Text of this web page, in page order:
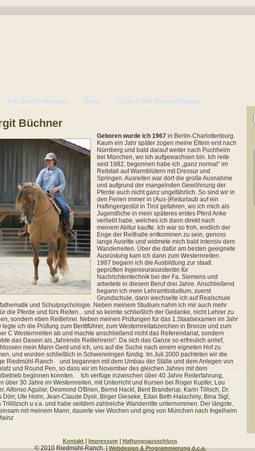
Kursbeschreibungen News
Turniere und Veranstaltungen
Büchner
Geboren wurde ich 1967 in Berlin-Charlottenburg.
Kaum ein Jahr später zogen meine Eltern erst nach
Nürnberg und bald darauf weiter nach Puchheim
bei München, wo ich aufgewachsen bin. Ich reite
seid 1982, begonnen habe ich „ganz normal“ im
Reitstall auf Warmblütern mit Dressur und
Springen. Ausreiten war dort die große Ausnahme
und aufgrund der mangelnden Gewöhnung der
Pferde auch nicht ganz ungefährlich. So sind wir in
den Ferien immer in (Aus-)Reiturlaub auf ein
Haflingergestüt in Tirol gefahren, wo ich mich als
Jugendliche in mein späteres erstes Pferd Anke
verliebt habe, welches ich dann direkt nach
meinem Abitur kaufte. Ich war so froh, endlich der
Enge der Reithalle entkommen zu sein, genoss
lange Ausritte und widmete mich bald intensiv dem
Wanderreiten. Über die dafür am besten geeignete
Ausrüstung kam ich dann zum Westernreiten.
1987 begann ich die Ausbildung zur staatl.
geprüften Ingenieurassistentin für
Nachrichtentechnik bei der Fa. Siemens und
arbeitete in diesem Beruf drei Jahre. Anschließend
begann ich mein Lehramtsstudium, zuerst
Grundschule, dann wechselte ich auf Realschule
und Schulpsychologie. Neben meinem Studium nahm ich mir auch mehr
die Pferde und fürs Reiten... und so keimte schließlich der Gedanke, nicht Lehrer zu
sondern eben Reitlehrer. Neben meinen Prüfungen für das 1.Staatsexamen im Jahr
legte ich die Prüfung zum Berittführer, zum Westernreitabzeichen in Bronze und zum
C Westernreiten ab und machte anschließend nicht das Referendariat, sondern
das Dasein als „fahrende Reitlehrerin“. Da sich das Ganze so erfreulich anlief,
mein Mann Gerd und ich, uns auf die Suche nach einem eigneten Hof zu
und wurden schließlich in Schwenningen fündig. Im Juli 2000 pachteten wir die
Riedmühl-Ranch
und begannen mit dem Umbau der Ställe und dem Anlegen von
und Round Pen, so dass wir im November des gleichen Jahres mit dem
beginnen konnten.
Ich verfüge inzwischen über 40 Jahre Reiterfahrung,
über 30 Jahre im Westernreiten, mit Unterricht und Kursen bei Roger Kupfer, Lou
Alfonso Aguilar, Desmond O'Brien, Bernd Hackl, Bent Branderup, Karin Tillisch, Dr.
Dörr, Ute Holm, Jean-Claude Dysli, Birger Gieseke, Eitan Beth-Halachmy, Bina Sigl,
Trillitzsch u.v.a. und habe seitdem zahlreiche Wanderritte unternommen. Der längste,
mit meinem Mann, dauerte vier Wochen und ging von München nach Ingelheim
Kontakt Impressum Haftungsausschluss
© 2010 Riedmühl-Ranch. |Webdesign & Programmierung d.c.a.